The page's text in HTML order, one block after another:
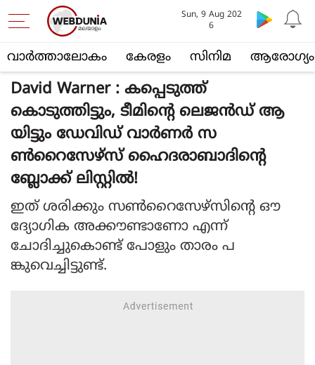
വാര്‍ത്താലോകം കേരളം സിനിമ ആരോഗ്യം
Sun, 9 Aug 202
6
David Warner : കപ്പെടുത്ത്
കൊടുത്തിട്ടും, ടീമിന്റെ ലെജന്‍ഡ് ആ
യിട്ടും ഡേവിഡ് വാര്‍ണര്‍ സ
ണ്‍റൈസേഴ്‌സ് ഹൈദരാബാദിന്റെ
ബ്ലോക്ക് ലിസ്റ്റില്‍!
ഇത് ശരിക്കും സണ്‍റൈസേഴ്‌സിന്റെ ഔ
ദ്യോഗിക അക്കൗണ്ടാണോ എന്ന്
ചോദിച്ചുകൊണ്ട് പോളും താരം പ
ങ്കുവെച്ചിട്ടുണ്ട്.